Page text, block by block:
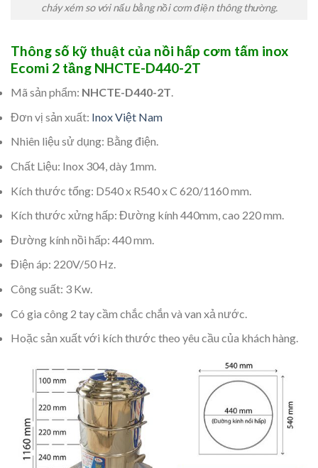
cháy xém so với nấu bằng nồi cơm điện thông thường.
Thông số kỹ thuật của nồi hấp cơm tấm inox
Ecomi 2 tầng NHCTE-D440-2T
Mã sản phẩm: NHCTE-D440-2T.
Đơn vị sản xuất: Inox Việt Nam
Nhiên liệu sử dụng: Bằng điện.
Chất Liệu: Inox 304, dày 1mm.
Kích thước tổng: D540 x R540 x C 620/1160 mm.
Kích thước xửng hấp: Đường kính 440mm, cao 220 mm.
Đường kính nồi hấp: 440 mm.
Điện áp: 220V/50 Hz.
Công suất: 3 Kw.
Có gia công 2 tay cầm chắc chắn và van xả nước.
Hoặc sản xuất với kích thước theo yêu cầu của khách hàng.